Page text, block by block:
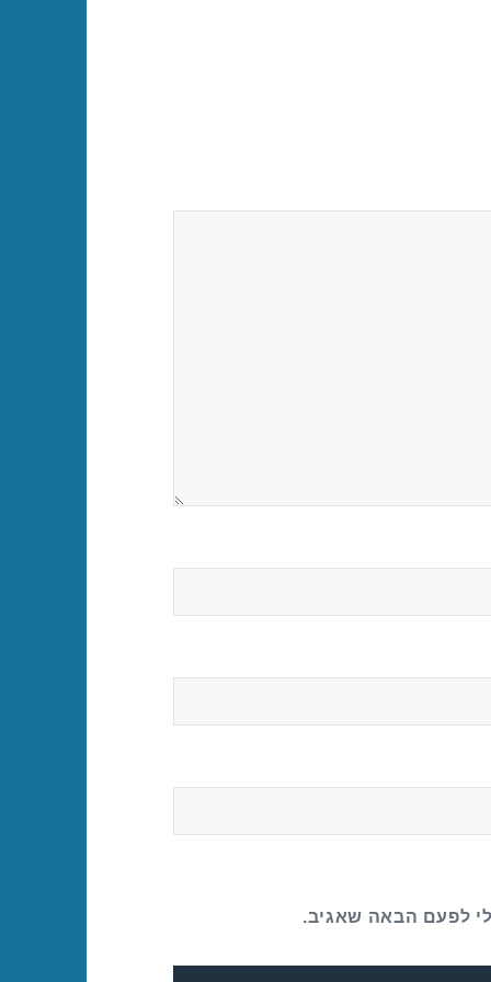
לפעם הבאה שאגיב.